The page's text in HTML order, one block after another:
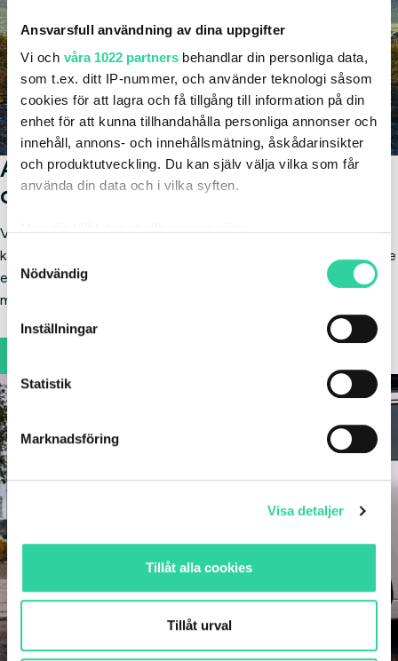
Ansvarsfull användning av dina uppgifter
Vi och våra 1022 partnersbehandlar din personliga data,
som t.ex. ditt IP-nummer, och använder teknologi såsom
cookies för att lagra och få tillgång till information på din
enhet för att kunna tillhandahålla personliga annonser och
innehåll, annons- och innehållsmätning, åskådarinsikter
och produktutveckling. Du kan själv välja vilka som får
använda din data och i vilka syften.
som kan ha en noggrannhet på upp till flera meter
Ta reda på mer om hur dina personliga uppgifter
Du kan ändra eller dra tillbaka ditt samtycke när som
Vi använder enhetsidentifierare för att anpassa innehållet
vidarebefordrar även sådana identifierare och annan
Dessa kan i sin tur kombinera informationen med annan
information som du har tillhandahållit eller som de har
samlat in när du har använt deras tjänster.
Samtyckesval
Nödvändig
Inställningar
Statistik
Marknadsföring
Visa detaljer
Tillåt alla cookies
Tillåt urval
Anpassa din Kia med
originaltillbehör
Vill du göra bilen ännu mer personlig? Med Kia originaltillbehör
kan du enkelt komplettera med exempelvis dragkrok, lasthållare
eller takbox. Tillbehören kan läggas till direkt i din
månadskostnad för ett smidigt helhetsupplägg.